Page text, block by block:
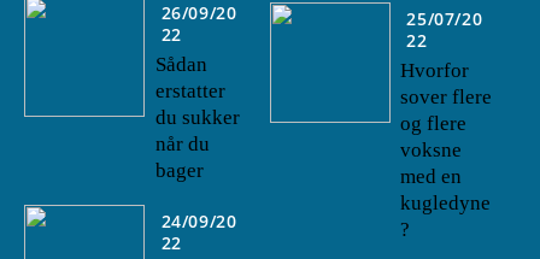
26/09/20
22
Sådan
erstatter
du sukker
når du
bager
24/09/20
22
25/07/20
22
Hvorfor
sover flere
og flere
voksne
med en
kugledyne
?